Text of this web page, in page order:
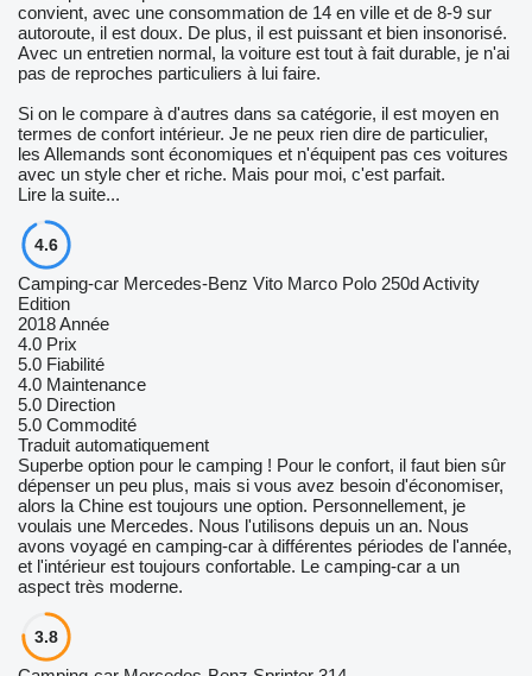
convient, avec une consommation de 14 en ville et de 8-9 sur
autoroute, il est doux. De plus, il est puissant et bien insonorisé.
Avec un entretien normal, la voiture est tout à fait durable, je n'ai
pas de reproches particuliers à lui faire.
Si on le compare à d'autres dans sa catégorie, il est moyen en
termes de confort intérieur. Je ne peux rien dire de particulier,
les Allemands sont économiques et n'équipent pas ces voitures
avec un style cher et riche. Mais pour moi, c'est parfait.
Lire la suite...
4.6
Camping-car Mercedes-Benz Vito Marco Polo 250d Activity
Edition
2018 Année
4.0 Prix
5.0 Fiabilité
4.0 Maintenance
5.0 Direction
5.0 Commodité
Traduit automatiquement
Superbe option pour le camping ! Pour le confort, il faut bien sûr
dépenser un peu plus, mais si vous avez besoin d'économiser,
alors la Chine est toujours une option. Personnellement, je
voulais une Mercedes. Nous l'utilisons depuis un an. Nous
avons voyagé en camping-car à différentes périodes de l'année,
et l'intérieur est toujours confortable. Le camping-car a un
aspect très moderne.
3.8